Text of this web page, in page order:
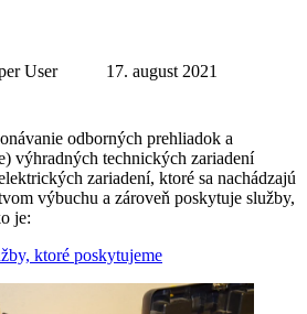
User
17. august 2021
odborných prehliadok a
výhradných technických zariadení
zariadení, ktoré sa nachádzajú
výbuchu a zároveň poskytuje služby,
je:
ktoré poskytujeme